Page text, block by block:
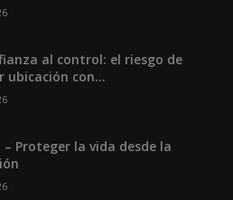
al control: el riesgo de
ubicación con...
– Proteger la vida desde la